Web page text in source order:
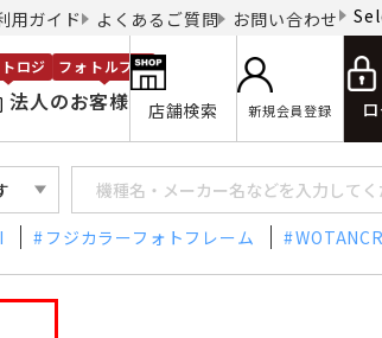
用ガイド よくあるご質問 お問い合わせ
法人のお客様
ロジ フォトルプロ
店舗検索 新規会員登録
フジカラーフォトフレーム